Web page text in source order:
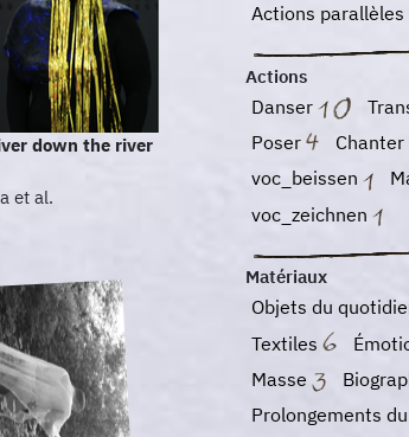
down the river
et al.
Actions parallèles
Actions
Danser
Poser
Chanter
voc_beissen
voc_zeichnen
Matériaux
Objets du
Textiles
Masse
Prolongements